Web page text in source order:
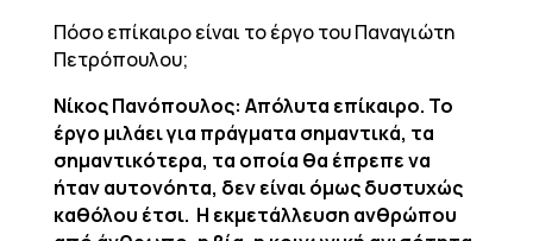
Πόσο επίκαιρο είναι το έργο του Παναγιώτη
Πετρόπουλου;
Νίκος Πανόπουλος: Απόλυτα επίκαιρο. Το
έργο μιλάει για πράγματα σημαντικά, τα
σημαντικότερα, τα οποία θα έπρεπε να
ήταν αυτονόητα, δεν είναι όμως δυστυχώς
καθόλου έτσι. Η εκμετάλλευση ανθρώπου